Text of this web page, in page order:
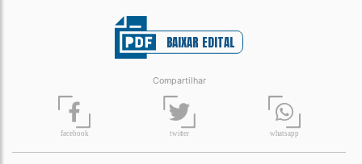
BAIXAR EDITAL
Compartilhar
facebook twitter whatsapp